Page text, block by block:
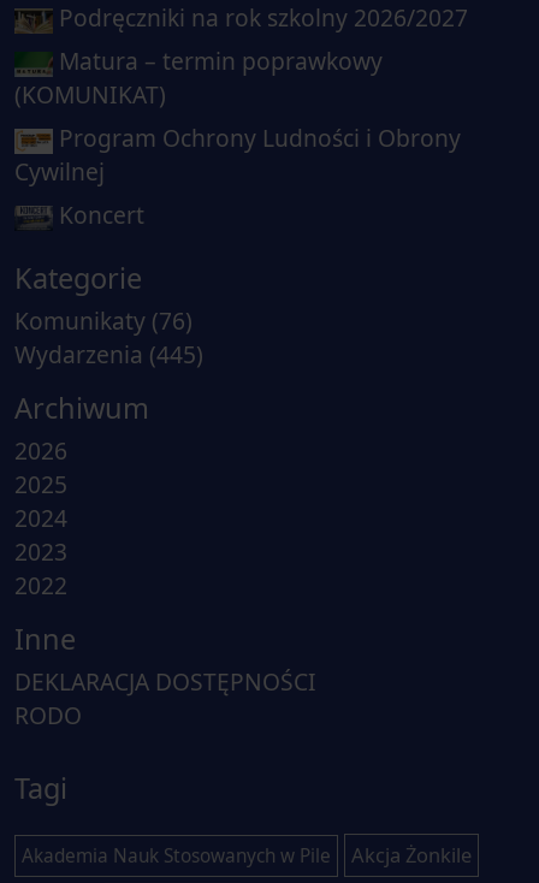
Podręczniki na rok szkolny 2026/2027
Matura – termin poprawkowy
(KOMUNIKAT)
Program Ochrony Ludności i Obrony
Cywilnej
Koncert
Kategorie
Komunikaty (76)
Wydarzenia (445)
Archiwum
2026
2025
2024
2023
2022
Inne
DEKLARACJA DOSTĘPNOŚCI
RODO
Tagi
Akademia Nauk Stosowanych w Pile Akcja Żonkile